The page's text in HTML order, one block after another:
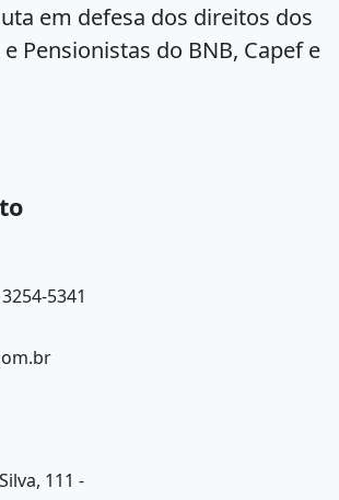
em defesa dos direitos dos
Pensionistas do BNB, Capef e
5341
111 -